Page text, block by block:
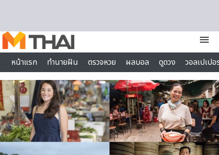
menu
หน้าแรก
ทำนายฝัน ตรวจหวย ผลบอล ดูดวง
วอลเปเป
ไลฟ์สไตล์